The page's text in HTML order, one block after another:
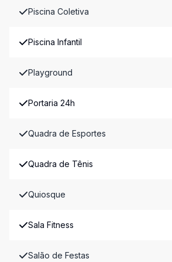
Piscina Coletiva
Piscina Infantil
Playground
Portaria 24h
Quadra de Esportes
Quadra de Tênis
Quiosque
Sala Fitness
Salão de Festas